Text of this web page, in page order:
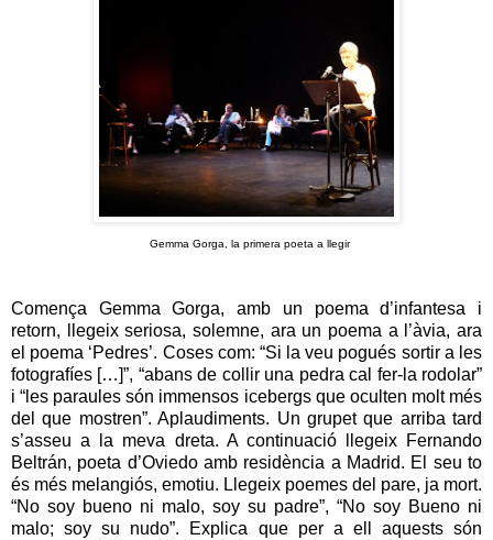
Gemma Gorga, la primera poeta a llegir
Comença Gemma Gorga, amb un poema d’infantesa i
retorn, llegeix seriosa, solemne, ara un poema a l’àvia, ara
el poema ‘Pedres’. Coses com: “Si la veu pogués sortir a les
fotografíes […]”, “abans de collir una pedra cal fer-la rodolar”
i “les paraules són immensos icebergs que oculten molt més
del que mostren”. Aplaudiments. Un grupet que arriba tard
s’asseu a la meva dreta. A continuació llegeix Fernando
Beltrán, poeta d’Oviedo amb residència a Madrid. El seu to
és més melangiós, emotiu. Llegeix poemes del pare, ja mort.
“No soy bueno ni malo, soy su padre”, “No soy Bueno ni
malo; soy su nudo”. Explica que per a ell aquests són